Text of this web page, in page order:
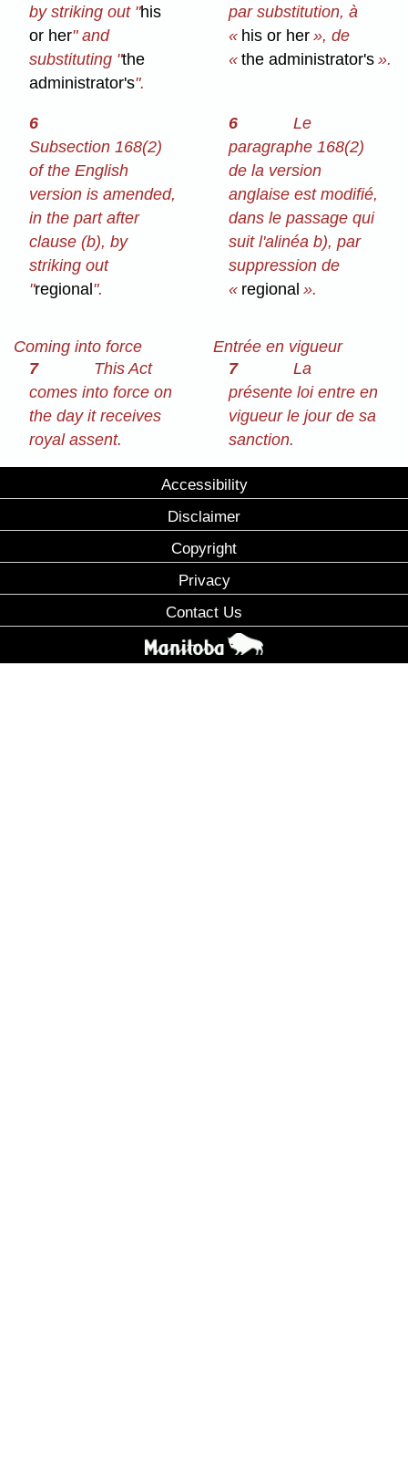
by striking out "his
or her" and
substituting "the
administrator's".
par substitution, à
« his or her », de
«the administrator's ».
6
Subsection 168(2)
of the English
version is amended,
in the part after
clause (b), by
striking out
"regional".
6
Le
paragraphe 168(2)
de la version
anglaise est modifié,
dans le passage qui
suit l'alinéa b), par
suppression de
« regional ».
Coming into force
7
This Act
comes into force on
the day it receives
royal assent.
Entrée en vigueur
7
La
présente loi entre en
vigueur le jour de sa
sanction.
Accessibility
Disclaimer
Copyright
Privacy
Contact Us